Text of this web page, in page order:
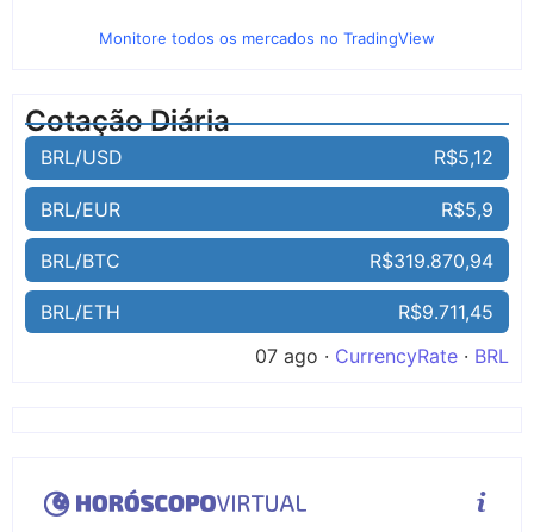
Monitore todos os mercados no TradingView
Cotação Diária
BRL/USD R$5,12
BRL/EUR R$5,9
BRL/BTC R$319.870,94
BRL/ETH
R$9.711,45
07 ago · CurrencyRate · BRL